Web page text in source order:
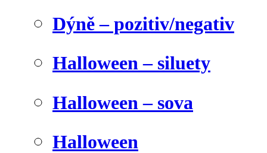
Dýně – pozitiv/negativ
Halloween – siluety
Halloween – sova
Halloween